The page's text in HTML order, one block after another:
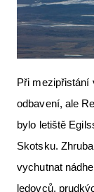
Při mezipřistání
odbavení, ale
bylo letiště
Skotsku.
vychutnat
ledovců,